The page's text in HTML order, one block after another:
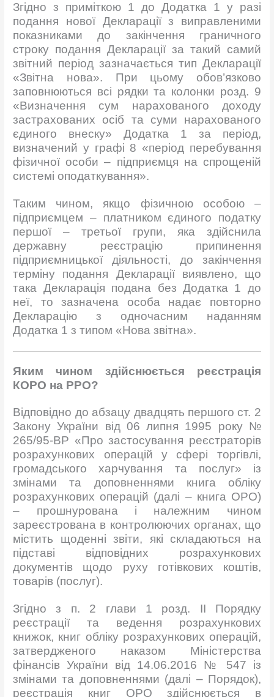
Згідно з приміткою 1 до Додатка 1 у разі
подання нової Декларації з виправленими
показниками до закінчення граничного
строку подання Декларації за такий самий
звітний період зазначається тип Декларації
«Звітна нова». При цьому обов’язково
заповнюються всі рядки та колонки розд. 9
«Визначення сум нарахованого доходу
застрахованих осіб та суми нарахованого
єдиного внеску» Додатка 1 за період,
визначений у графі 8 «період перебування
фізичної особи – підприємця на спрощеній
системі оподаткування».
Таким чином, якщо фізичною особою –
підприємцем – платником єдиного податку
першої – третьої групи, яка здійснила
державну реєстрацію припинення
підприємницької діяльності, до закінчення
терміну подання Декларації виявлено, що
така Декларація подана без Додатка 1 до
неї, то зазначена особа надає повторно
Декларацію з одночасним наданням
Додатка 1 з типом «Нова звітна».
Яким чином здійснюється реєстрація
КОРО на РРО?
Відповідно до абзацу двадцять першого ст. 2
Закону України від 06 липня 1995 року №
265/95-ВР «Про застосування реєстраторів
розрахункових операцій у сфері торгівлі,
громадського харчування та послуг» із
змінами та доповненнями книга обліку
розрахункових операцій (далі – книга ОРО)
– прошнурована і належним чином
зареєстрована в контролюючих органах, що
містить щоденні звіти, які складаються на
підставі відповідних розрахункових
документів щодо руху готівкових коштів,
товарів (послуг).
Згідно з п. 2 глави 1 розд. II Порядку
реєстрації та ведення розрахункових
книжок, книг обліку розрахункових операцій,
затвердженого наказом Міністерства
фінансів України від 14.06.2016 № 547 із
змінами та доповненнями (далі – Порядок),
реєстрація книг ОРО здійснюється в